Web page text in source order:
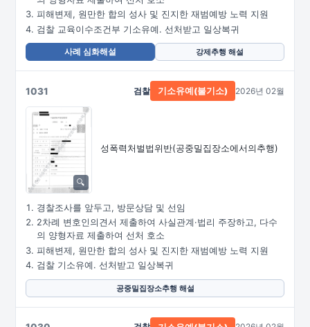
피해변제, 원만한 합의 성사 및 진지한 재범예방 노력 지원
검찰 교육이수조건부 기소유예. 선처받고 일상복귀
사례 심화해설 강제추행 해설
1031
성폭력처벌법위반(공중밀집장소에서의추행)
검찰 기소유예(불기소) 2026년 02월
경찰조사를 앞두고, 방문상담 및 선임
2차례 변호인의견서 제출하여 사실관계·법리 주장하고, 다수
의 양형자료 제출하여 선처 호소
피해변제, 원만한 합의 성사 및 진지한 재범예방 노력 지원
검찰 기소유예. 선처받고 일상복귀
공중밀집장소추행 해설